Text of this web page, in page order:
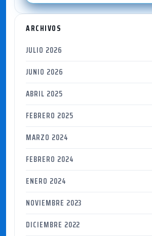
ARCHIVOS
JULIO 2026
JUNIO 2026
ABRIL 2025
FEBRERO 2025
MARZO 2024
FEBRERO 2024
ENERO 2024
NOVIEMBRE 2023
DICIEMBRE 2022